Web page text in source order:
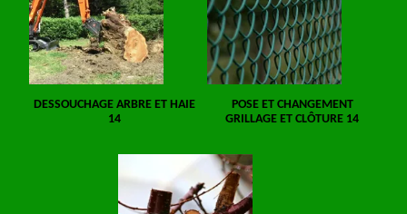
DESSOUCHAGE ARBRE ET HAIE
14
POSE ET CHANGEMENT
GRILLAGE ET CLÔTURE 14